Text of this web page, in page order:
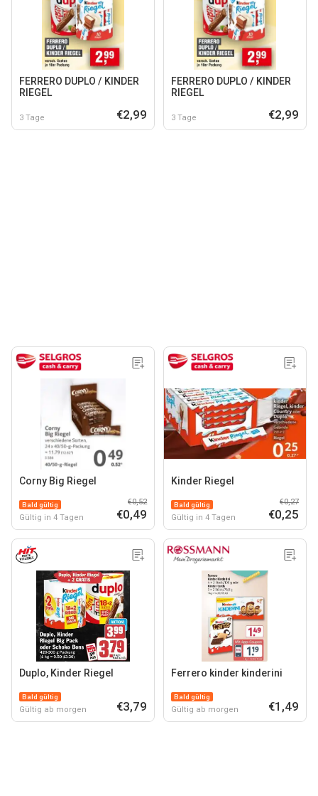
FERRERO DUPLO / KINDER
RIEGEL
3 Tage €2,99
FERRERO DUPLO / KINDER
RIEGEL
3 Tage €2,99
Corny Big Riegel
Bald gültig
Gültig in 4 Tagen
€0,52
€0,49
Kinder Riegel
Bald gültig
Gültig in 4 Tagen
€0,27
€0,25
Duplo, Kinder Riegel
Bald gültig
Gültig ab morgen €3,79
Ferrero kinder kinderini
Bald gültig
Gültig ab morgen €1,49